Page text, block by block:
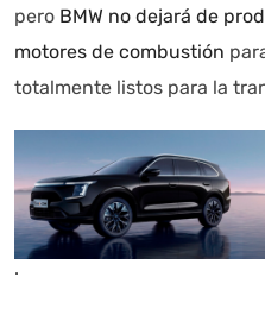
pero BMW no dejará de
motores de combustión
totalmente listos para la
.